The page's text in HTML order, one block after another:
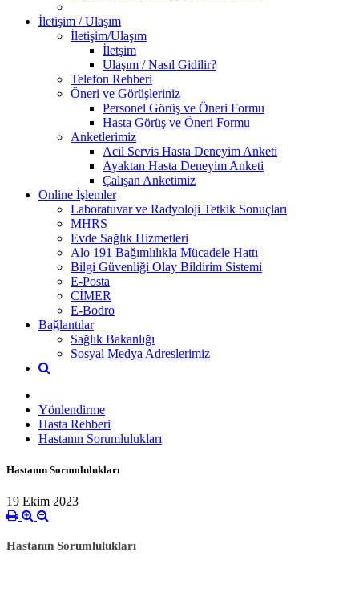
İletişim / Ulaşım
İletişim/Ulaşım
İletşim
Ulaşım / Nasıl Gidilir?
Telefon Rehberi
Öneri ve Görüşleriniz
Personel Görüş ve Öneri Formu
Hasta Görüş ve Öneri Formu
Anketlerimiz
Acil Servis Hasta Deneyim Anketi
Ayaktan Hasta Deneyim Anketi
Çalışan Anketimiz
Online İşlemler
Laboratuvar ve Radyoloji Tetkik Sonuçları
MHRS
Evde Sağlık Hizmetleri
Alo 191 Bağımlılıkla Mücadele Hattı
Bilgi Güvenliği Olay Bildirim Sistemi
E-Posta
CİMER
E-Bodro
Bağlantılar
Sağlık Bakanlığı
Sosyal Medya Adreslerimiz
Yönlendirme
Hasta Rehberi
Hastanın Sorumlulukları
Hastanın Sorumlulukları
19 Ekim 2023
Hastanın Sorumlulukları